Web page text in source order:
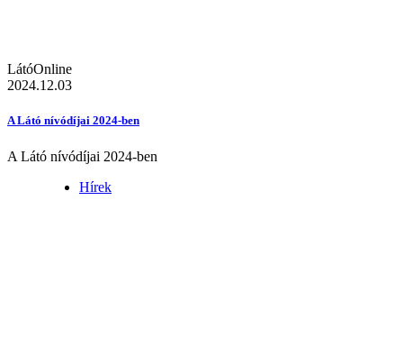
LátóOnline
2024.12.03
A Látó nívódíjai 2024-ben
A Látó nívódíjai 2024-ben
Hírek